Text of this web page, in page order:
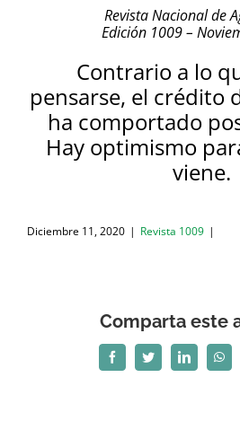
Revista Nacional de
Edición 1009 –
Contrario a lo
pensarse, el crédito
ha comportado
Hay optimismo
viene.
Diciembre 11, 2020 | Revista 1009 |
Comparta este
FacebookTwitterLinkedIn